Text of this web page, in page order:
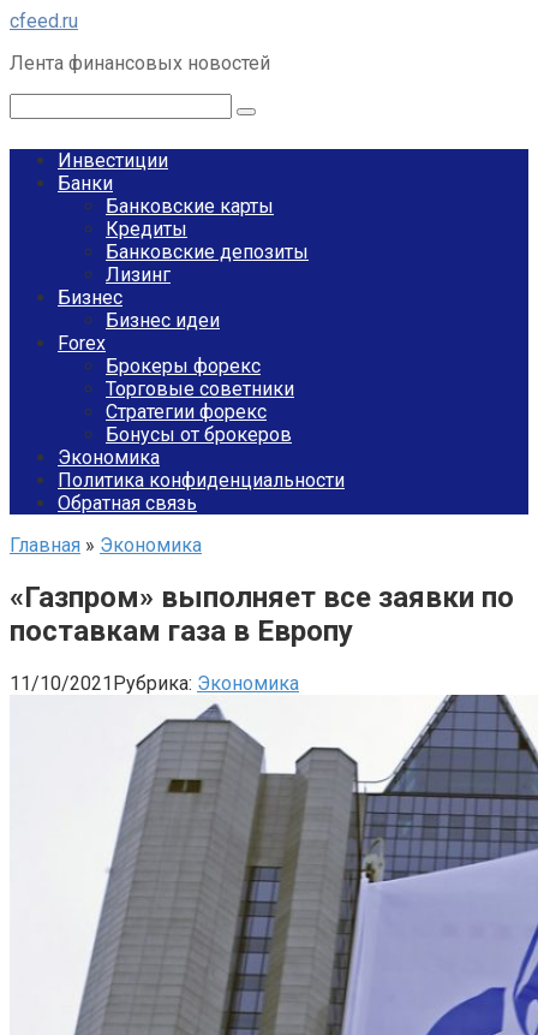
Перейти
контенту
cfeed.ru
Лента финансовых новостей
Инвестиции
Банки
Банковские карты
Кредиты
Банковские депозиты
Лизинг
Бизнес
Бизнес идеи
Forex
Брокеры форекс
Торговые советники
Стратегии форекс
Бонусы от брокеров
Экономика
Политика конфиденциальности
Обратная связь
Главная » Экономика
«Газпром» выполняет все заявки по
поставкам газа в Европу
11/10/2021Рубрика: Экономика